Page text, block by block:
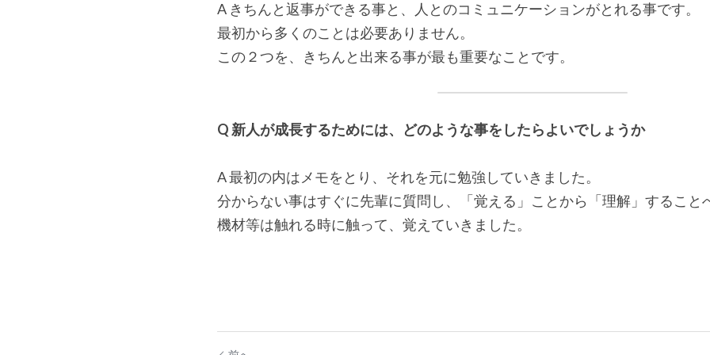
A きちんと返事ができる事と、人とのコミュニケーションがとれる事です。
最初から多くのことは必要ありません。
この２つを、きちんと出来る事が最も重要なことです。
Q 新人が成長するためには、どのような事をしたらよいでしょうか
A 最初の内はメモをとり、それを元に勉強していきました。
分からない事はすぐに先輩に質問し、「覚える」ことから「理解」すること
機材等は触れる時に触って、覚えていきました。